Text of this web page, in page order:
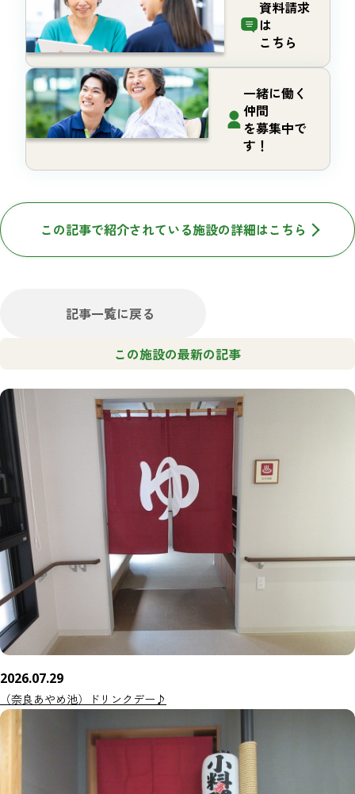
資料請求
は
こちら
一緒に働く
仲間
を募集中で
す！
この記事で紹介されている施設の詳細はこちら
記事一覧に戻る
この施設の最新の記事
2026.07.29
（奈良あやめ池）ドリンクデー♪